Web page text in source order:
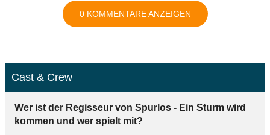
0 KOMMENTARE ANZEIGEN
Cast & Crew
Wer ist der Regisseur von Spurlos - Ein Sturm wird
kommen und wer spielt mit?